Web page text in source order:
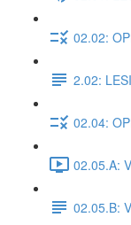
02.02:
2.02:
02.04:
02.05.A:
02.05.B: